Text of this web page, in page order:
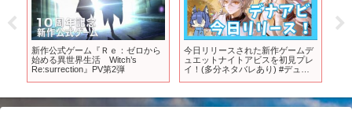
新作公式ゲーム『Ｒｅ：ゼロから
始める異世界生活 Witch’s
Re:surrection』PV第2弾
今日リリースされた新作ゲームデ
ュエットナイトアビスを初見プレ
イ！(多分ネタバレあり) #デュエ